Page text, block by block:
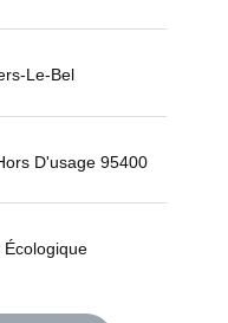
Le-Bel
D'usage 95400
Écologique